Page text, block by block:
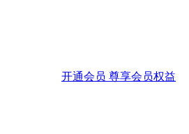
开通会员 尊享会员权益